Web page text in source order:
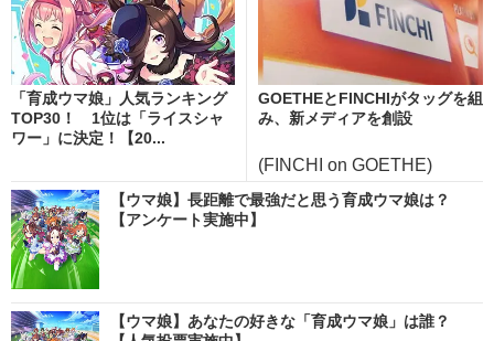
「育成ウマ娘」人気ランキング
TOP30！ 1位は「ライスシャ
ワー」に決定！【20...
GOETHEとFINCHIがタッグを組
み、新メディアを創設
(FINCHI on GOETHE)
【ウマ娘】長距離で最強だと思う育成ウマ娘は？
【アンケート実施中】
【ウマ娘】あなたの好きな「育成ウマ娘」は誰？